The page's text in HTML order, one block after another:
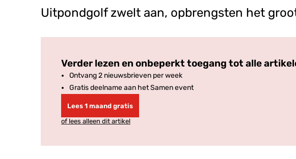
Uitpondgolf zwelt aan, opbrengsten het
Verder lezen en onbeperkt toegang tot alle
Ontvang 2 nieuwsbrieven per week
Gratis deelname aan het Samen event
Lees 1 maand gratis
of lees alleen dit artikel